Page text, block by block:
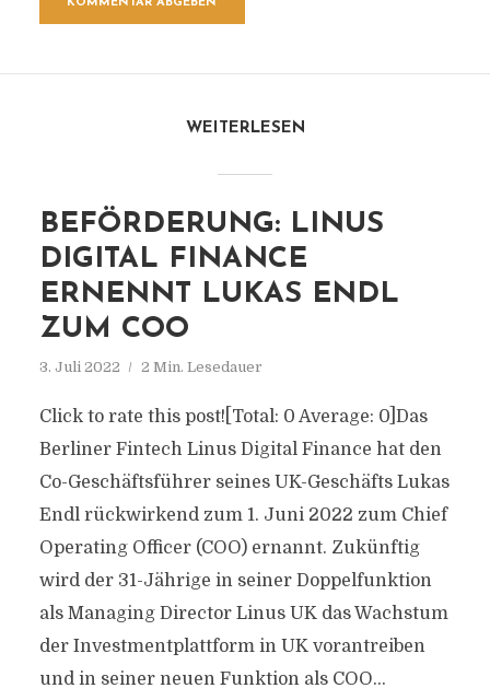
WEITERLESEN
BEFÖRDERUNG: LINUS
DIGITAL FINANCE
ERNENNT LUKAS ENDL
ZUM COO
3. Juli 2022 2 Min. Lesedauer
Click to rate this post![Total: 0 Average: 0]Das
Berliner Fintech Linus Digital Finance hat den
Co-Geschäftsführer seines UK-Geschäfts Lukas
Endl rückwirkend zum 1. Juni 2022 zum Chief
Operating Officer (COO) ernannt. Zukünftig
wird der 31-Jährige in seiner Doppelfunktion
als Managing Director Linus UK das Wachstum
der Investmentplattform in UK vorantreiben
und in seiner neuen Funktion als COO...